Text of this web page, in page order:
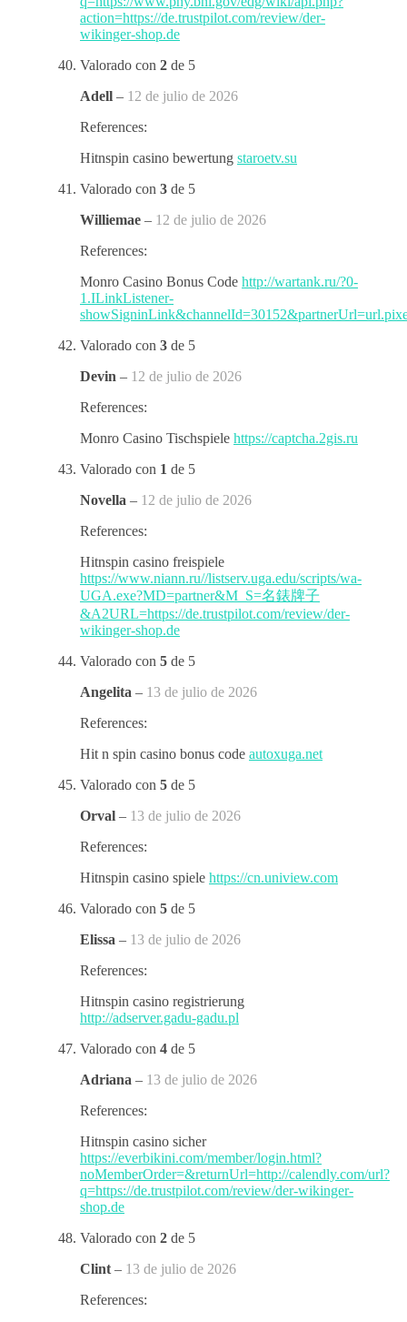
action=https://de.trustpilot.com/review/der-
wikinger-shop.de
Valorado con 2 de 5
Adell – 12 de julio de 2026
References:
Hitnspin casino bewertung staroetv.su
Valorado con 3 de 5
Williemae – 12 de julio de 2026
References:
Monro Casino Bonus Code http://wartank.ru/?0-
1.ILinkListener-
Valorado con 3 de 5
Devin – 12 de julio de 2026
References:
Monro Casino Tischspiele https://captcha.2gis.ru
Valorado con 1 de 5
Novella – 12 de julio de 2026
References:
Hitnspin casino freispiele
https://www.niann.ru//listserv.uga.edu/scripts/wa-
UGA.exe?MD=partner&M_S=名錶牌子
&A2URL=https://de.trustpilot.com/review/der-
wikinger-shop.de
Valorado con 5 de 5
Angelita – 13 de julio de 2026
References:
Hit n spin casino bonus code autoxuga.net
Valorado con 5 de 5
Orval – 13 de julio de 2026
References:
Hitnspin casino spiele https://cn.uniview.com
Valorado con 5 de 5
Elissa – 13 de julio de 2026
References:
Hitnspin casino registrierung
http://adserver.gadu-gadu.pl
Valorado con 4 de 5
Adriana – 13 de julio de 2026
References:
Hitnspin casino sicher
https://everbikini.com/member/login.html?
noMemberOrder=&returnUrl=http://calendly.com/url?
q=https://de.trustpilot.com/review/der-wikinger-
shop.de
Valorado con 2 de 5
Clint – 13 de julio de 2026
References: